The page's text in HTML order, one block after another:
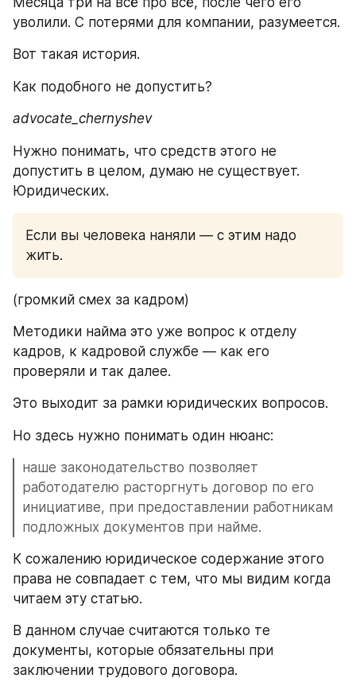
уволили. С потерями для компании, разумеется.
Вот такая история.
Как подобного не допустить?
advocate_chernyshev
Нужно понимать, что средств этого не
допустить в целом, думаю не существует.
Юридических.
Если вы человека наняли — с этим надо
жить.
(громкий смех за кадром)
Методики найма это уже вопрос к отделу
кадров, к кадровой службе — как его
проверяли и так далее.
Это выходит за рамки юридических вопросов.
Но здесь нужно понимать один нюанс:
наше законодательство позволяет
работодателю расторгнуть договор по его
инициативе, при предоставлении работникам
подложных документов при найме.
К сожалению юридическое содержание этого
права не совпадает с тем, что мы видим когда
читаем эту статью.
В данном случае считаются только те
документы, которые обязательны при
заключении трудового договора.